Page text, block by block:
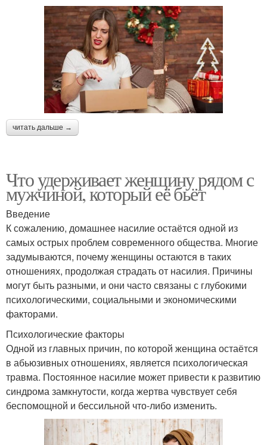
читать дальше →
Что удерживает женщину рядом с
мужчиной, который её бьёт
Введение
К сожалению, домашнее насилие остаётся одной из
самых острых проблем современного общества. Многие
задумываются, почему женщины остаются в таких
отношениях, продолжая страдать от насилия. Причины
могут быть разными, и они часто связаны с глубокими
психологическими, социальными и экономическими
факторами.
Психологические факторы
Одной из главных причин, по которой женщина остаётся
в абьюзивных отношениях, является психологическая
травма. Постоянное насилие может привести к развитию
синдрома замкнутости, когда жертва чувствует себя
беспомощной и бессильной что-либо изменить.